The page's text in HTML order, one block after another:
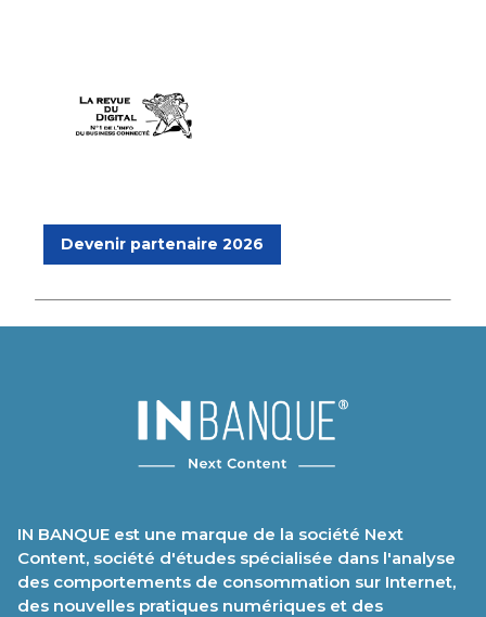
Devenir partenaire 2026
IN BANQUE est une marque de la société Next
Content, société d'études spécialisée dans l'analyse
des comportements de consommation sur Internet,
des nouvelles pratiques numériques et des